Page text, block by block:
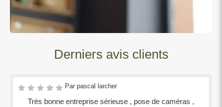
Derniers avis clients
Par pascal larcher
Très bonne entreprise sérieuse , pose de caméras ,